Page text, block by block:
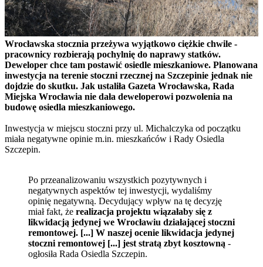
Wrocławska stocznia przeżywa wyjątkowo ciężkie chwile -
pracownicy rozbierają pochylnię do naprawy statków.
Deweloper chce tam postawić osiedle mieszkaniowe. Planowana
inwestycja na terenie stoczni rzecznej na Szczepinie jednak nie
dojdzie do skutku. Jak ustaliła Gazeta Wrocławska, Rada
Miejska Wrocławia nie dała deweloperowi pozwolenia na
budowę osiedla mieszkaniowego.
Inwestycja w miejscu stoczni przy ul. Michalczyka od początku
miała negatywne opinie m.in. mieszkańców i Rady Osiedla
Szczepin.
Po przeanalizowaniu wszystkich pozytywnych i
negatywnych aspektów tej inwestycji, wydaliśmy
opinię negatywną. Decydujący wpływ na tę decyzję
miał fakt, że realizacja projektu wiązałaby się z
likwidacją jedynej we Wrocławiu działającej stoczni
remontowej. [...] W naszej ocenie likwidacja jedynej
stoczni remontowej [...] jest stratą zbyt kosztowną -
ogłosiła Rada Osiedla Szczepin.